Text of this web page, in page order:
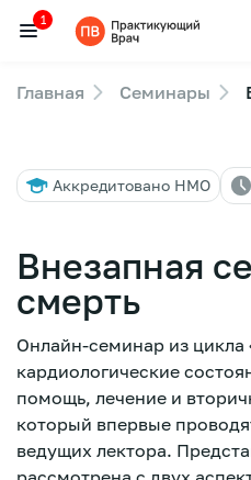
Семинары
Лекторы
1
Главная Семинары
Аккредитовано НМО
Внезапная
смерть
Онлайн-семинар из
кардиологические
помощь, лечение и
который впервые
ведущих лектора.